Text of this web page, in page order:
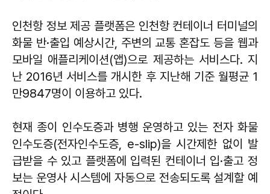
인천항 정보 제공 플랫폼은 인천항 컨테이너 터미널의
화물 반·출입 예상시간, 주변의 교통 혼잡도 등을 웹과
모바일 애플리케이션(앱)으로 제공하는 서비스다. 지
난 2016년 서비스를 개시한 후 지난해 기준 월평균 1
만9847명이 이용하고 있다.
현재 종이 인수도증과 병행 운영하고 있는 전자 화물
인수도증(전자인수도증, e-slip)을 시간제한 없이 발
급받을 수 있고 플랫폼에 입력된 컨테이너 입·출고 정
보는 운영사 시스템에 자동으로 전송되도록 설계할 예